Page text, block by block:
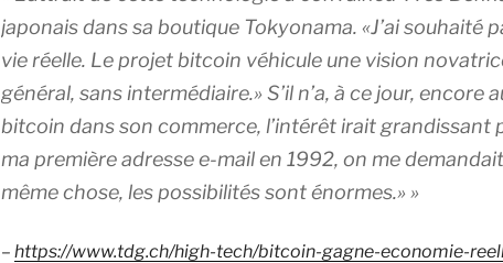
japonais dans sa boutique Tokyonama. «J’ai souhaité
vie réelle. Le projet bitcoin véhicule une vision
général, sans intermédiaire.» S’il n’a, à ce jour,
bitcoin dans son commerce, l’intérêt irait grandissant
ma première adresse e-mail en 1992, on me
même chose, les possibilités sont énormes.» »
– https://www.tdg.ch/high-tech/bitcoin-gagne-economie-